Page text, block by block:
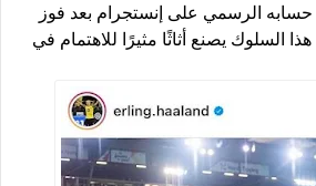
حسابه الرسمي على إنستجرام بعد فوز
السلوك يصنع أثاثًا مثيرًا للاهتمام في